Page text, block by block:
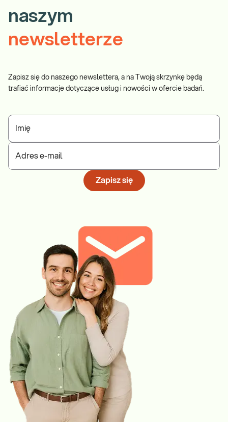
naszym
newsletterze
Zapisz się do naszego newslettera, a na Twoją skrzynkę będą
trafiać informacje dotyczące usług i nowości w ofercie badań.
Imię
Adres e-mail
Zapisz się